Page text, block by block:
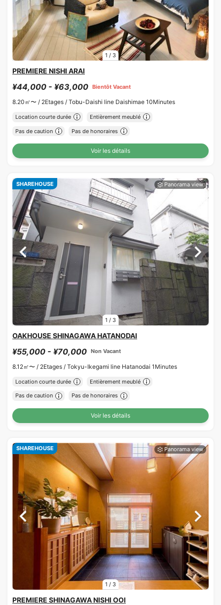
1 / 3
PREMIERE NISHI ARAI
¥44,000 - ¥63,000 Bientôt Vacant
8.20㎡〜 / 2Etages / Tobu-Daishi line Daishimae 10Minutes
Location courte durée Entièrement meublé
Pas de caution Pas de honoraires
Voir les détails
1 / 3
SHAREHOUSE
OAKHOUSE SHINAGAWA HATANODAI
¥55,000 - ¥70,000 Non Vacant
8.12㎡〜 / 2Etages / Tokyu-Ikegami line Hatanodai 1Minutes
Location courte durée Entièrement meublé
Pas de caution Pas de honoraires
Voir les détails
1 / 3
SHAREHOUSE
PREMIERE SHINAGAWA NISHI OOI